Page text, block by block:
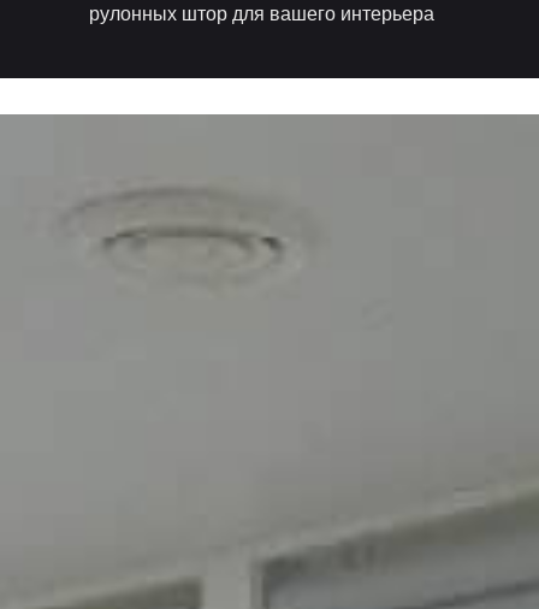
рулонных штор для вашего интерьера